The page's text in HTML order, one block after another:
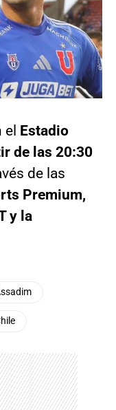
Estadio
de las 20:30
de las
Premium,
y la